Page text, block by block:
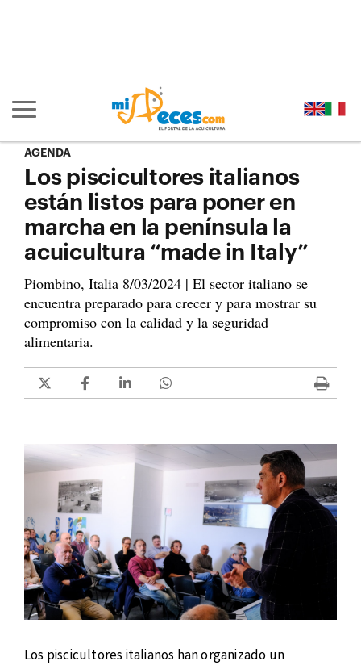
Mostrar/ocultar navegación principal
AGENDA
Los piscicultores italianos
están listos para poner en
marcha en la península la
acuicultura “made in Italy”
Piombino, Italia 8/03/2024 | El sector italiano se
encuentra preparado para crecer y para mostrar su
compromiso con la calidad y la seguridad
alimentaria.
Los piscicultores italianos han organizado un